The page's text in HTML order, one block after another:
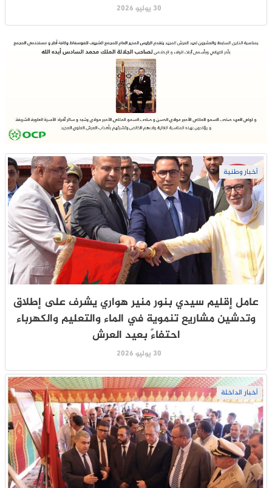
30 يوليو 2026
أخبار وطنية
عامل إقليم سيدي بنور منير هواري يشرف على إطلاق
وتدشين مشاريع تنموية في الماء والتعليم والكهرباء
احتفاءً بعيد العرش
30 يوليو 2026
أخبار الداخلة